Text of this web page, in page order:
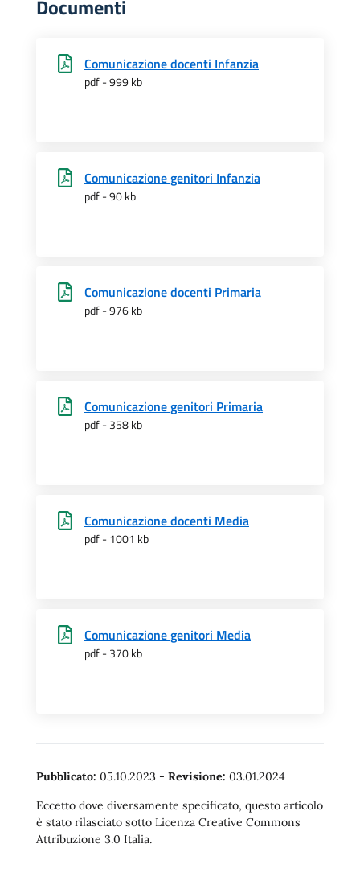
Documenti
Comunicazione docenti Infanzia
pdf - 999 kb
Comunicazione genitori Infanzia
pdf - 90 kb
Comunicazione docenti Primaria
pdf - 976 kb
Comunicazione genitori Primaria
pdf - 358 kb
Comunicazione docenti Media
pdf - 1001 kb
Comunicazione genitori Media
pdf - 370 kb
Pubblicato: 05.10.2023 - Revisione: 03.01.2024
Eccetto dove diversamente specificato, questo articolo
è stato rilasciato sotto Licenza Creative Commons
Attribuzione 3.0 Italia.